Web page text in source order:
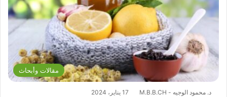
مقالات وأبحاث
د. محمود الوجيه - M.B.B.CH 17 يناير، 2024